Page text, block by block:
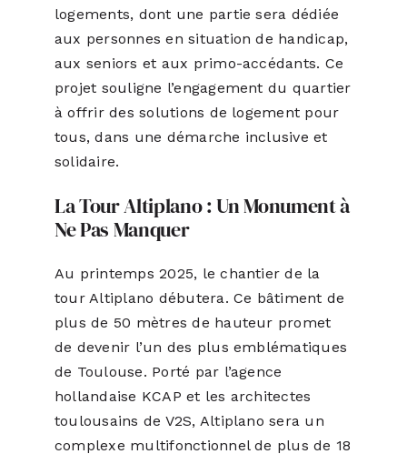
logements, dont une partie sera dédiée
aux personnes en situation de handicap,
aux seniors et aux primo-accédants. Ce
projet souligne l’engagement du quartier
à offrir des solutions de logement pour
tous, dans une démarche inclusive et
solidaire.
La Tour Altiplano : Un Monument à
Ne Pas Manquer
Au printemps 2025, le chantier de la
tour Altiplano débutera. Ce bâtiment de
plus de 50 mètres de hauteur promet
de devenir l’un des plus emblématiques
de Toulouse. Porté par l’agence
hollandaise KCAP et les architectes
toulousains de V2S, Altiplano sera un
complexe multifonctionnel de plus de 18